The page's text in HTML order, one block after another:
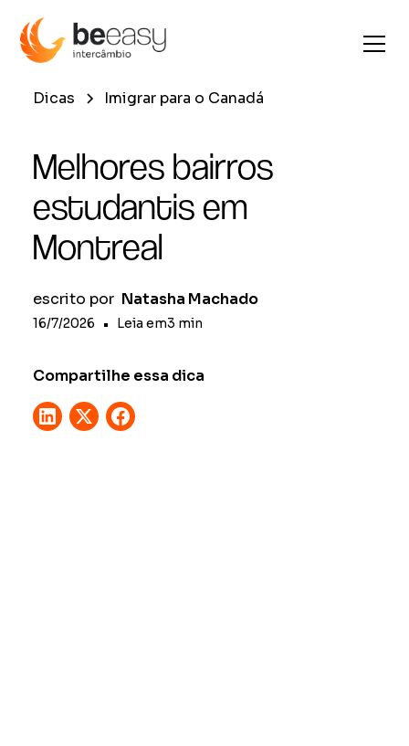
Dicas Imigrar para o Canadá
Melhores bairros
estudantis em
Montreal
escrito por Natasha Machado
16/7/2026 • Leia em3 min
Compartilhe essa dica